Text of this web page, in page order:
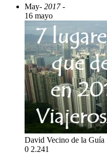
May- 2017 -
16 mayo
David Vecino de la Guía
0 2.241